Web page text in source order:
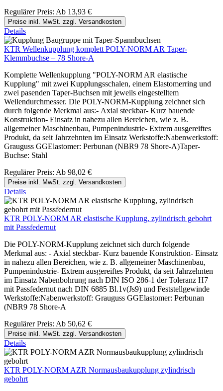
Regulärer Preis: Ab 13,93 €
Preise inkl. MwSt. zzgl. Versandkosten
Details
KTR Wellenkupplung komplett POLY-NORM AR Taper-
Klemmbuchse – 78 Shore-A
Komplette Wellenkupplung "POLY-NORM AR elastische
Kupplung" mit zwei Kupplungsschalen, einem Elastomerring und
zwei pasenden Taper-Buchsen mit jeweils eingestelltem
Wellendurchmesser. Die POLY-NORM-Kupplung zeichnet sich
durch folgende Merkmal aus:- Axial steckbar- Kurz bauende
Konstruktion- Einsatz in nahezu allen Bereichen, wie z. B.
allgemeiner Maschinenbau, Pumpenindustrie- Extrem ausgereiftes
Produkt, da seit Jahrzehnten im Einsatz Werkstoffe:Nabenwerkstoff:
Grauguss GGElastomer: Perbunan (NBR9 78 Shore-A)Taper-
Buchse: Stahl
Regulärer Preis: Ab 98,02 €
Preise inkl. MwSt. zzgl. Versandkosten
Details
KTR POLY-NORM AR elastische Kupplung, zylindrisch gebohrt
mit Passfedernut
Die POLY-NORM-Kupplung zeichnet sich durch folgende
Merkmal aus: - Axial steckbar- Kurz bauende Konstruktion- Einsatz
in nahezu allen Bereichen, wie z. B. allgemeiner Maschinenbau,
Pumpenindustrie- Extrem ausgereiftes Produkt, da seit Jahrzehnten
im Einsatz Nabenbohrung nach DIN ISO 286-1 der Toleranz H7
mit Passfedernut nach DIN 6885 Bl.1v(Js9) und Feststellgewinde
Werkstoffe:Nabenwerkstoff: Grauguss GGElastomer: Perbunan
(NBR9 78 Shore-A
Regulärer Preis: Ab 50,62 €
Preise inkl. MwSt. zzgl. Versandkosten
Details
KTR POLY-NORM AZR Normausbaukupplung zylindrisch
gebohrt